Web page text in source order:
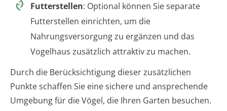
Futterstellen: Optional können Sie separate
Futterstellen einrichten, um die
Nahrungsversorgung zu ergänzen und das
Vogelhaus zusätzlich attraktiv zu machen.
Durch die Berücksichtigung dieser zusätzlichen
Punkte schaffen Sie eine sichere und ansprechende
Umgebung für die Vögel, die Ihren Garten besuchen.